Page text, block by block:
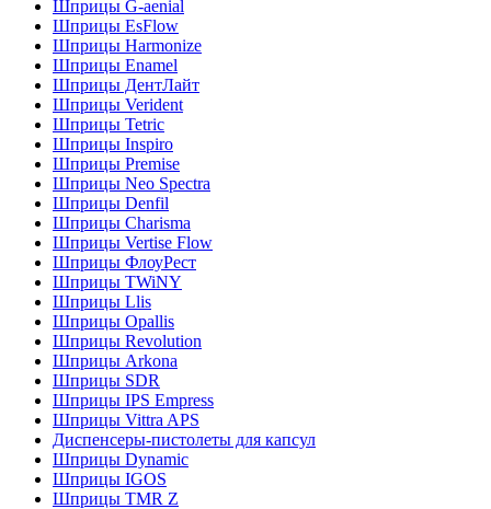
Шприцы G-aenial
Шприцы EsFlow
Шприцы Harmonize
Шприцы Enamel
Шприцы ДентЛайт
Шприцы Verident
Шприцы Tetric
Шприцы Inspiro
Шприцы Premise
Шприцы Neo Spectra
Шприцы Denfil
Шприцы Charisma
Шприцы Vertise Flow
Шприцы ФлоуРест
Шприцы TWiNY
Шприцы Llis
Шприцы Opallis
Шприцы Revolution
Шприцы Arkona
Шприцы SDR
Шприцы IPS Empress
Шприцы Vittra APS
Диспенсеры-пистолеты для капсул
Шприцы Dynamic
Шприцы IGOS
Шприцы TMR Z